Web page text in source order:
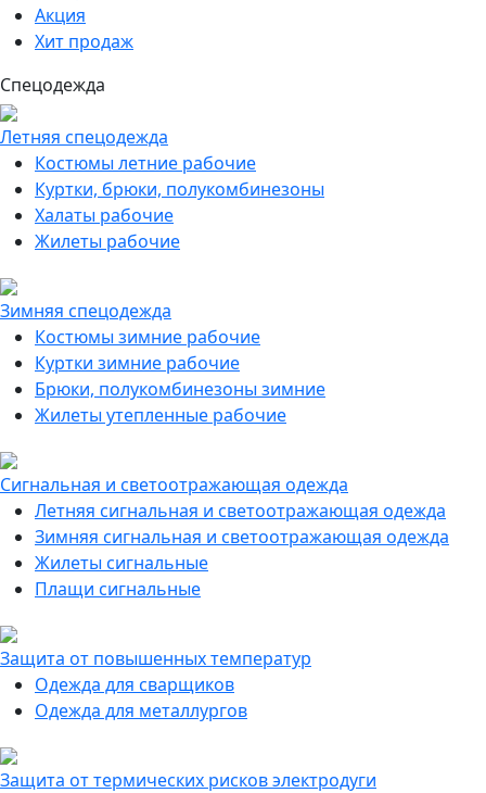
Акция
Хит продаж
Спецодежда
Летняя спецодежда
Костюмы летние рабочие
Куртки, брюки, полукомбинезоны
Халаты рабочие
Жилеты рабочие
Зимняя спецодежда
Костюмы зимние рабочие
Куртки зимние рабочие
Брюки, полукомбинезоны зимние
Жилеты утепленные рабочие
Сигнальная и светоотражающая одежда
Летняя сигнальная и светоотражающая одежда
Зимняя сигнальная и светоотражающая одежда
Жилеты сигнальные
Плащи сигнальные
Защита от повышенных температур
Одежда для сварщиков
Одежда для металлургов
Защита от термических рисков электродуги